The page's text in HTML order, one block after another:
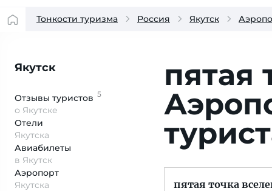
Тонкости туризма Россия Якутск
Якутск
Отзывы туристов 5
о Якутске
Отели
Якутска
Авиабилеты
в Якутск
Аэропорт
Якутска
пятая
пятая точка